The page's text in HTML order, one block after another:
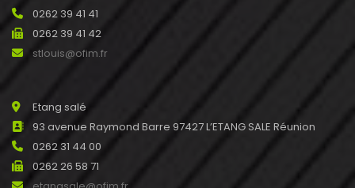
0262 39 41 41
0262 39 41 42
stlouis@ofim.fr
Etang salé
93 avenue Raymond Barre 97427 L’ETANG SALE Réunion
0262 31 44 00
0262 26 58 71